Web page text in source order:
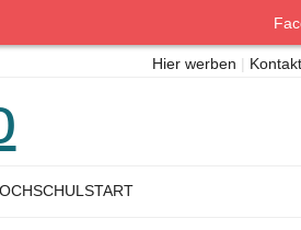
Hier werben | Kontakt